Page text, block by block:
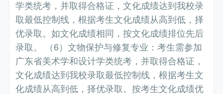
学类统考，并取得合格证，文化成绩达到我校录
取最低控制线，根据考生文化成绩从高到低，择
优录取。如文化成绩相同，按文化成绩排位先后
录取。 （6）文物保护与修复专业：考生需参加
广东省美术学和设计学类统考，并取得合格证，
文化成绩达到我校录取最低控制线，根据考生文
化成绩从高到低，择优录取。按考生文化成绩优